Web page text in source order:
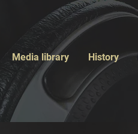
Media library History